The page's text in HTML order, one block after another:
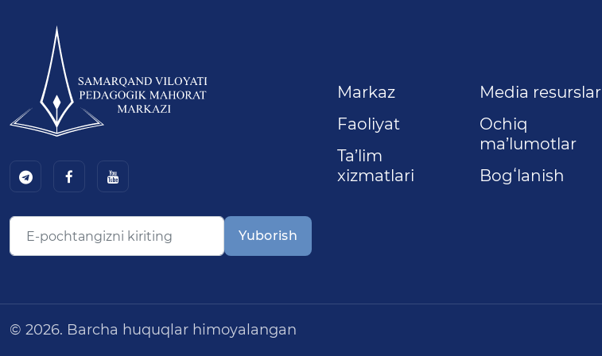
Yuborish
Markaz
Faoliyat
Ta’lim
xizmatlari
Media resurslar
Ochiq
ma’lumotlar
Bogʻlanish
© 2026. Barcha huquqlar himoyalangan